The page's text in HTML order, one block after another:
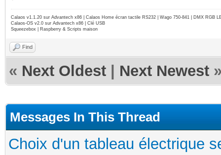
Calaos v1.1.20 sur Advantech x86 | Calaos Home écran tactile RS232 | Wago 750-841 | DMX RGB
Calaos-OS v2.0 sur Advantech x86 | Clé USB
Squeezebox | Raspberry & Scripts maison
Find
« Next Oldest Next Newest
Messages In This Thread
Choix d'un tableau électrique